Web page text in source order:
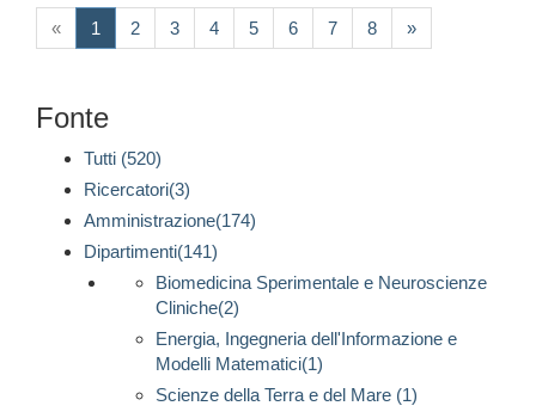
« 1 (current)
2 3 4 5 6 7 8 »
Fonte
Tutti (520)
Ricercatori(3)
Amministrazione(174)
Dipartimenti(141)
Biomedicina Sperimentale e Neuroscienze
Cliniche(2)
Energia, Ingegneria dell'Informazione e
Modelli Matematici(1)
Scienze della Terra e del Mare (1)